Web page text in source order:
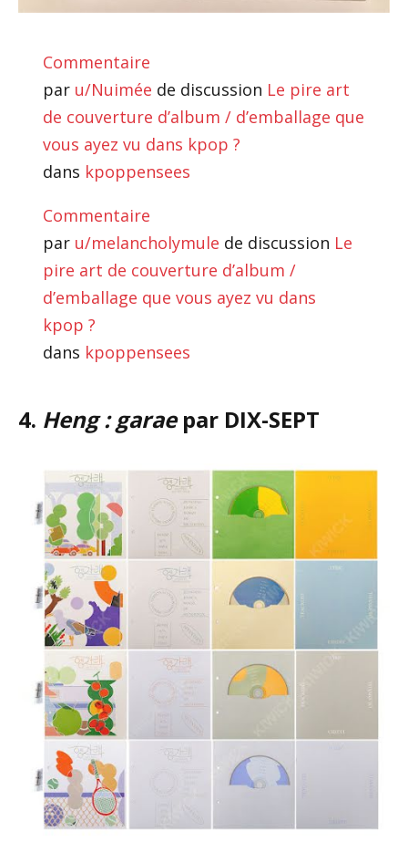
Commentaire
par u/Nuimée de discussion Le pire art
de couverture d’album / d’emballage que
vous ayez vu dans kpop ?
dans kpoppensees
Commentaire
par u/melancholymule de discussion Le
pire art de couverture d’album /
d’emballage que vous ayez vu dans
kpop ?
dans kpoppensees
4. Heng : garaepar DIX-SEPT